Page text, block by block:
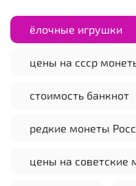
ёлочные игрушки
цены на ссср
стоимость банкнот
редкие монеты
цены на советские